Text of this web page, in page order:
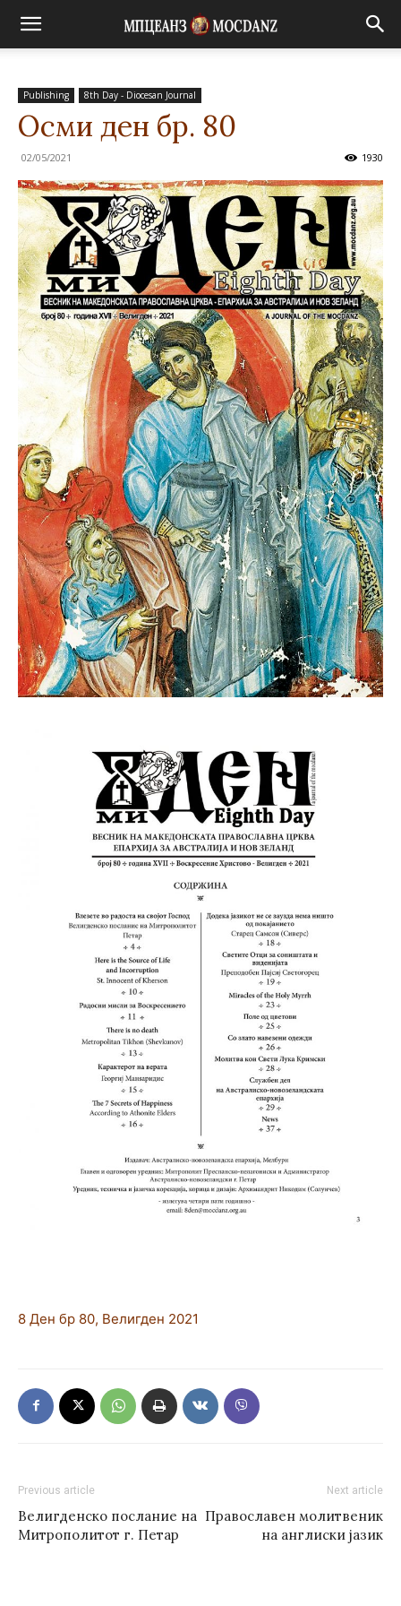
Publishing 8th Day - Diocesan Journal
Осми ден бр. 80
02/05/2021 1930
8 Ден бр 80, Велигден 2021
Previous article
Велигденско послание на
Митрополитот г. Петар
Next article
Православен молитвеник
на англиски јазик